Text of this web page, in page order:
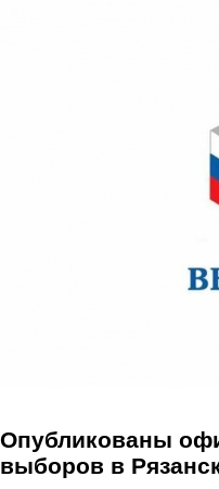
Опубликованы
выборов в